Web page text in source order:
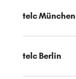
telc München
telc Berlin